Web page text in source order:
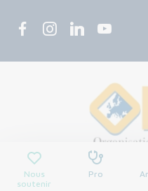
Nous
soutenir
Pro